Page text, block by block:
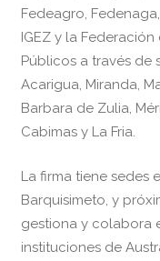
Fedeagro,
IGEZ y la
Públicos a través de
Acarigua, Miranda,
Barbara de Zulia,
Cabimas y La Fria.
La firma tiene sedes
Barquisimeto, y
gestiona y colabora
instituciones de